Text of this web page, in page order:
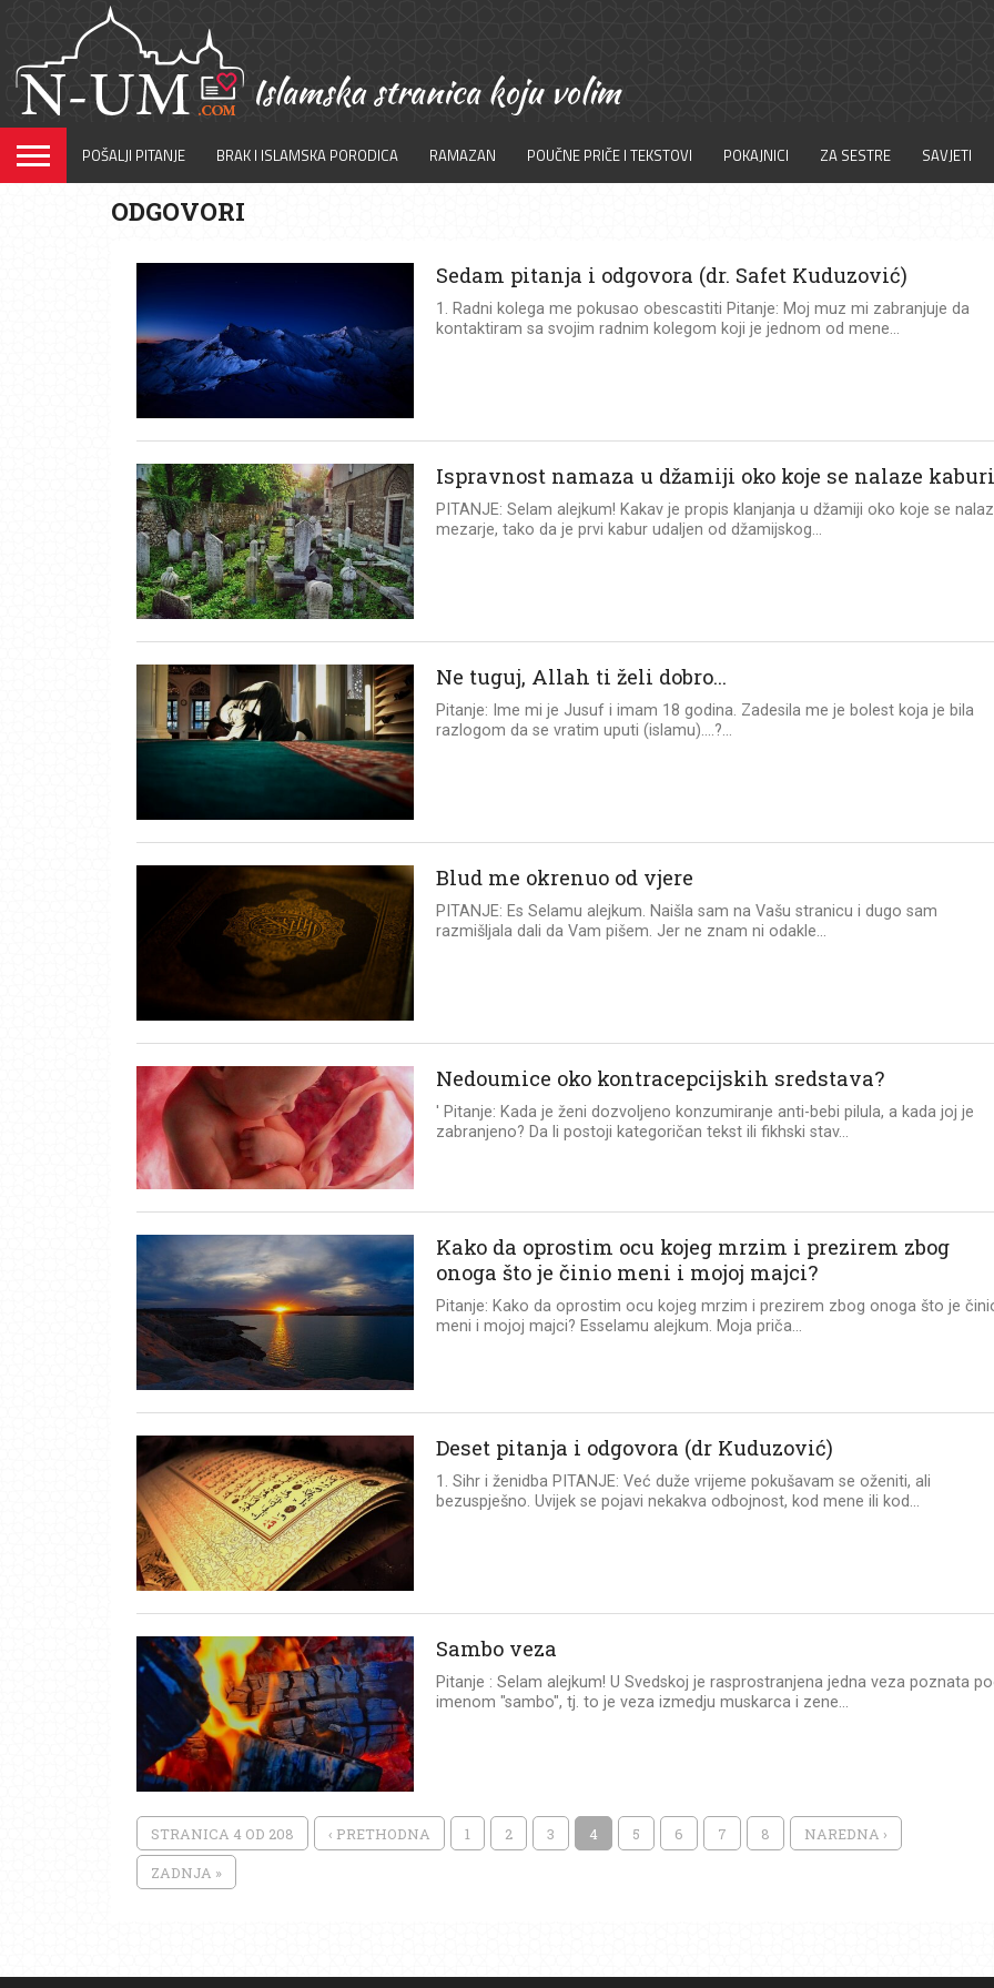
POŠALJI PITANJE BRAK I ISLAMSKA PORODICA RAMAZAN POUČNE PRIČE I TEKSTOVI POKAJNICI ZA SESTRE SAVJETI
ODGOVORI
Sedam pitanja i odgovora (dr. Safet Kuduzović)
1. Radni kolega me pokusao obescastiti Pitanje: Moj muz mi zabranjuje da
kontaktiram sa svojim radnim kolegom koji je jednom od mene...
Ispravnost namaza u džamiji oko koje se nalaze
PITANJE: Selam alejkum! Kakav je propis klanjanja u džamiji oko koje se
mezarje, tako da je prvi kabur udaljen od džamijskog...
Ne tuguj, Allah ti želi dobro…
Pitanje: Ime mi je Jusuf i imam 18 godina. Zadesila me je bolest koja je bila
razlogom da se vratim uputi (islamu)….?...
Blud me okrenuo od vjere
PITANJE: Es Selamu alejkum. Naišla sam na Vašu stranicu i dugo sam
razmišljala dali da Vam pišem. Jer ne znam ni odakle...
Nedoumice oko kontracepcijskih sredstava?
' Pitanje: Kada je ženi dozvoljeno konzumiranje anti-bebi pilula, a kada joj je
zabranjeno? Da li postoji kategoričan tekst ili fikhski stav...
Kako da oprostim ocu kojeg mrzim i prezirem zbog
onoga što je činio meni i mojoj majci?
Pitanje: Kako da oprostim ocu kojeg mrzim i prezirem zbog onoga što je
meni i mojoj majci? Esselamu alejkum. Moja priča...
Deset pitanja i odgovora (dr Kuduzović)
1. Sihr i ženidba PITANJE: Već duže vrijeme pokušavam se oženiti, ali
bezuspješno. Uvijek se pojavi nekakva odbojnost, kod mene ili kod...
Sambo veza
Pitanje : Selam alejkum! U Svedskoj je rasprostranjena jedna veza poznata
imenom "sambo", tj. to je veza izmedju muskarca i zene...
STRANICA 4 OD 208 ‹ PRETHODNA 1 2 3 4 5 6 7 8 NAREDNA ›
ZADNJA »